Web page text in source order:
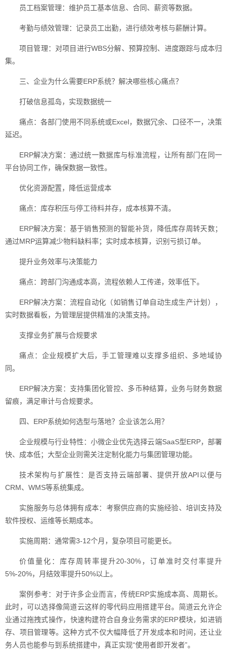
员工档案管理：维护员工基本信息、合同、薪资等数据。
考勤与绩效管理：记录员工出勤，进行绩效考核与薪酬计算。
项目管理：对项目进行WBS分解、预算控制、进度跟踪与成本归
集。
三、企业为什么需要ERP系统？解决哪些核心痛点？
打破信息孤岛，实现数据统一
痛点：各部门使用不同系统或Excel，数据冗余、口径不一，决策
延迟。
ERP解决方案：通过统一数据库与标准流程，让所有部门在同一
平台协同工作，确保数据一致性。
优化资源配置，降低运营成本
痛点：库存积压与停工待料并存，成本核算不清。
ERP解决方案：基于销售预测的智能补货，降低库存周转天数；
通过MRP运算减少物料缺料率；实时成本核算，识别亏损订单。
提升业务效率与决策能力
痛点：跨部门沟通成本高，流程依赖人工传递，效率低下。
ERP解决方案：流程自动化（如销售订单自动生成生产计划），
实时数据看板，为管理层提供精准的决策支持。
支撑业务扩展与合规要求
痛点：企业规模扩大后，手工管理难以支撑多组织、多地域协
同。
ERP解决方案：支持集团化管控、多币种结算，业务与财务数据
留痕，满足审计与合规要求。
四、ERP系统如何选型与落地？企业该怎么用？
企业规模与行业特性：小微企业优先选择云端SaaS型ERP，部署
快、成本低；大型企业则需关注定制化能力与集团管理功能。
技术架构与扩展性：是否支持云端部署、提供开放API以便与
CRM、WMS等系统集成。
实施服务与总体拥有成本：考察供应商的实施经验、培训支持及
软件授权、运维等长期成本。
实施周期：通常需3-12个月，复杂项目可能更长。
价值量化：库存周转率提升20-30%，订单准时交付率提升
5%-20%，月结效率提升50%以上。
案例参考：对于许多企业而言，传统ERP实施成本高、周期长。
此时，可以选择像简道云这样的零代码应用搭建平台。简道云允许企
业通过拖拽式操作，快速构建符合自身业务需求的ERP模块，如进销
存、项目管理等。这种方式不仅大幅降低了开发成本和时间，还让业
务人员也能参与到系统搭建中，真正实现“使用者即开发者”。